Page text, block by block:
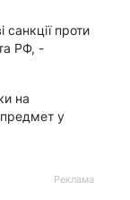
проти
РФ, -
на
предмет у
Реклама